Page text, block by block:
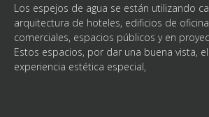
Los espejos de agua se están utilizando
arquitectura de hoteles, edificios de
comerciales, espacios públicos y en
Estos espacios, por dar una buena vista,
experiencia estética especial,